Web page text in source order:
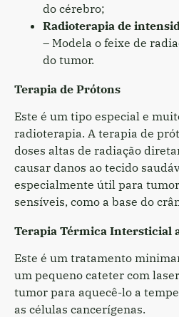
do cérebro;
Radioterapia de
– Modela o feixe de
do tumor.
Terapia de Prótons
Este é um tipo especial e
radioterapia. A terapia de
doses altas de radiação
causar danos ao tecido
especialmente útil para
sensíveis, como a base do
Terapia Térmica Intersticial
Este é um tratamento
um pequeno cateter com
tumor para aquecê-lo a
as células cancerígenas.